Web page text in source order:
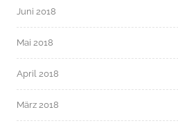
Juni 2018
Mai 2018
April 2018
März 2018